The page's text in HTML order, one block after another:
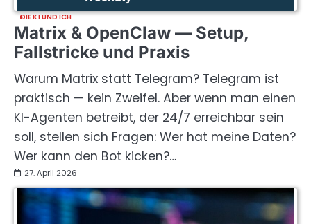
DIE KI UND ICH
Matrix & OpenClaw — Setup,
Fallstricke und Praxis
Warum Matrix statt Telegram? Telegram ist
praktisch — kein Zweifel. Aber wenn man einen
KI-Agenten betreibt, der 24/7 erreichbar sein
soll, stellen sich Fragen: Wer hat meine Daten?
Wer kann den Bot kicken?…
27. April 2026